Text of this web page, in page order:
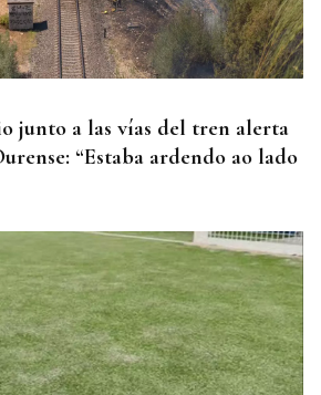
de Valdeorras (AEVA)
por la formación tras el
junto a las vías del tren alerta
“Estaba ardendo ao lado